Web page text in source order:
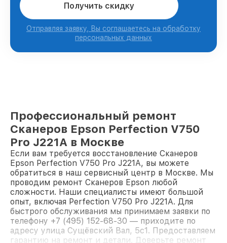
Получить скидку
Отправляя заявку, Вы соглашаетесь на обработку
персональных данных
Профессиональный ремонт
Сканеров Epson Perfection V750
Pro J221A в Москве
Если вам требуется восстановление Сканеров
Epson Perfection V750 Pro J221A, вы можете
обратиться в наш сервисный центр в Москве. Мы
проводим ремонт Сканеров Epson любой
сложности. Наши специалисты имеют большой
опыт, включая Perfection V750 Pro J221A. Для
быстрого обслуживания мы принимаем заявки по
телефону +7 (495) 152-68-30 — приходите по
адресу улица Сущёвский Вал, 5с1. Предоставляем
гарантию на ремонт и детали. Доверьте ремонт